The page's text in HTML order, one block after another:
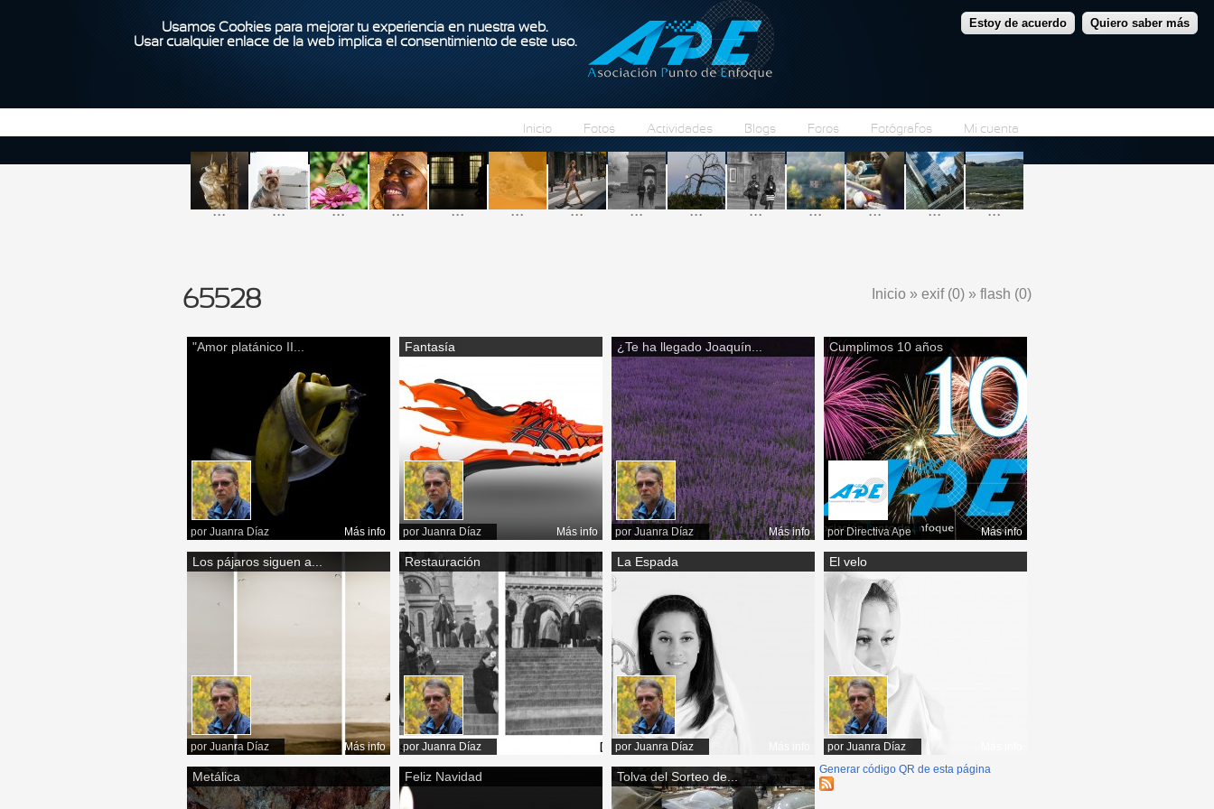
Usamos Cookies para mejorar tu experiencia en nuestra web.
Usar cualquier enlace de la web implica el consentimiento de este uso.
Estoy de acuerdo Quiero saber más
Pasar al contenido principal
Inicio Fotos Actividades Blogs Foros Fotógrafos Mi cuenta
... ... ... ... ... ... ... ... ... ... ... ... ... ...
Inicio » exif (0) » flash (0)
65528
"Amor platánico II...
por Juanra Díaz Más info
Fantasía
por Juanra Díaz Más info
¿Te ha llegado Joaquín...
por Juanra Díaz Más info
Cumplimos 10 años
porDirectiva Ape Más info
Los pájaros siguen a...
por Juanra Díaz Más info
Restauración
por Juanra Díaz
La Espada
por Juanra Díaz
El velo
por Juanra Díaz
Metálica Feliz Navidad Tolva del Sorteo de... Generar código QR de esta página